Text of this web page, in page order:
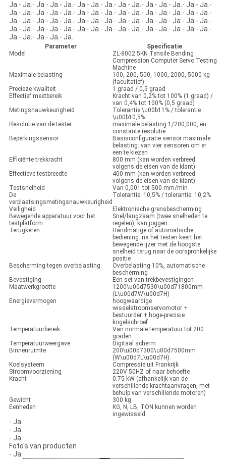
Ja.- Ja.- Ja.- Ja.- Ja.- Ja.- Ja.- Ja.- Ja.- Ja.- Ja.- Ja.- Ja.- Ja.- Ja.-
Ja.- Ja.- Ja.- Ja.- Ja.- Ja.- Ja.- Ja.- Ja.- Ja.- Ja.- Ja.- Ja.- Ja.- Ja.-
Ja.- Ja.- Ja.- Ja.- Ja.- Ja.- Ja.- Ja.- Ja.- Ja.- Ja.- Ja.- Ja.- Ja.- Ja.-
Ja.- Ja.- Ja.- Ja.- Ja.- Ja.- Ja.- Ja.- Ja.- Ja.- Ja.- Ja.- Ja.- Ja.- Ja.-
Ja.- Ja.- Ja.- Ja.- Ja.
Parameter
Specificatie
Model
ZL-8002 5KN Tensile Bending
Compression Computer Servo Testing
Machine
Maximale belasting
100, 200, 500, 1000, 2000, 5000 kg
(facultatief)
Precieze kwaliteit
1 graad / 0,5 graad
Effectief meetbereik
Kracht van 0,2% tot 100% (1 graad) /
van 0,4% tot 100% (0,5 graad)
Metingsnauwkeurigheid
Tolerantie \u00b11% / tolerantie
\u00b10,5%
Resolutie van de tester
maximale belasting 1/200,000, en
constante resolutie
Beperkingssensor
Basisconfiguratie sensor maximale
belasting: van vier sensoren om er
een te kiezen
Efficiënte trekkracht
800 mm (kan worden verbreed
volgens de eisen van de klant)
Effectieve testbreedte
400 mm (kan worden verbreed
volgens de eisen van de klant)
Testsnelheid
Van 0,001 tot 500 mm/min
De
verplaatsingsmetingsnauwkeurigheid
Tolerantie: 10,5% / tolerantie: 10,2%
Veiligheid
Elektronische grensbescherming
Bewegende apparatuur voor het
testplatform
Snel/langzaam (twee snelheden te
regelen), kan joggen
Terugkeren
Handmatige of automatische
bediening: na het testen keert het
bewegende ijzer met de hoogste
snelheid terug naar de oorspronkelijke
positie
Bescherming tegen overbelasting
Overbelasting 10%, automatische
bescherming
Bevestiging
Een set van trekbevestigingen
Maatwerkgrootte
1200\u00d7530\u00d71800mm
(L\u00d7W\u00d7H)
Energievermogen
hoogwaardige
wisselstroomservomotor +
bestuurder + hoge-precisie
kogelschroef
Temperatuurbereik
Van normale temperatuur tot 200
graden.
Temperatuurweergave
Digitaal scherm
Binnenruimte
200\u00d7300\u00d7500mm
(W\u00d7L\u00d7H)
Koelsysteem
Compressie uit Frankrijk
Stroomvoorziening
220V 50HZ of naar behoefte
Kracht
0.75 kW (afhankelijk van de
verschillende krachtaanvragen, met
behulp van verschillende motoren)
Gewicht
300 kg
Eenheden
KG, N, LB, TON kunnen worden
ingewisseld
- Ja.
- Ja.
- Ja.
Foto's van producten
- Ja.